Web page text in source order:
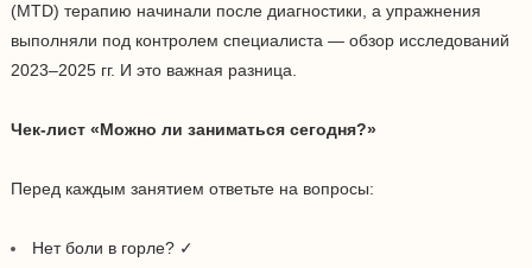
(MTD) терапию начинали после диагностики, а упражнения
выполняли под контролем специалиста — обзор исследований
2023–2025 гг. И это важная разница.
Чек-лист «Можно ли заниматься сегодня?»
Перед каждым занятием ответьте на вопросы:
Нет боли в горле? ✓